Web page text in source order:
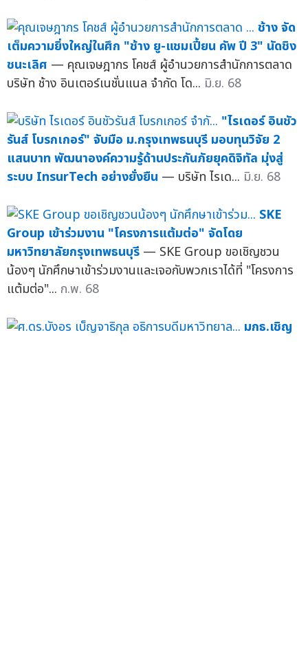
ช้าง จัด
เต็มความยิ่งใหญ่ในศึก "ช้าง ยู-แชมเปี้ยน คัพ ปี 3" นัดชิง
ชนะเลิศ — คุณเจษฎากร โคชส์ ผู้อำนวยการสำนักการตลาด
บริษัท ช้าง อินเตอร์เนชั่นแนล จำกัด โด... มิ.ย. 68
"ไรเดอร์ อินชัว
รันส์ โบรกเกอร์" จับมือ ม.กรุงเทพธนบุรี มอบทุนวิจัย 2
แสนบาท พัฒนาองค์ความรู้ด้านประกันภัยยุคดิจิทัล มุ่งสู่
ระบบ InsurTech อย่างยั่งยืน — บริษัท ไรเด... มิ.ย. 68
SKE
Group เข้าร่วมงาน "โครงการแต้มต่อ" จัดโดย
มหาวิทยาลัยกรุงเทพธนบุรี — SKE Group ขอเชิญชวน
น้องๆ นักศึกษาเข้าร่วมงานและเจอกับพวกเราได้ที่ "โครงการ
แต้มต่อ"... ก.พ. 68
มกธ.เชิญ